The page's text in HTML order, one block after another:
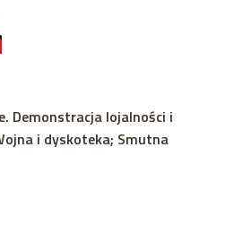
Demonstracja lojalności i
i dyskoteka; Smutna